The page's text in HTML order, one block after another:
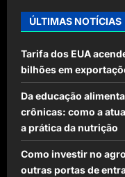
ÚLTIMAS NOTÍCIAS
Tarifa dos EUA
bilhões em
Da educação
crônicas: como a
a prática da nutrição
Como investir no
outras portas de